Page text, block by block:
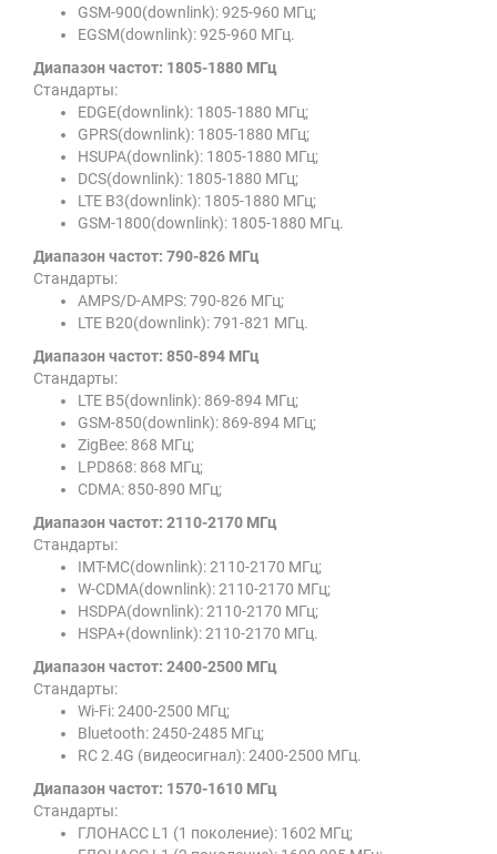
GSM-900(downlink): 925-960 МГц;
EGSM(downlink): 925-960 МГц.
Диапазон частот: 1805-1880 МГц
Стандарты:
EDGE(downlink): 1805-1880 МГц;
GPRS(downlink): 1805-1880 МГц;
HSUPA(downlink): 1805-1880 МГц;
DCS(downlink): 1805-1880 МГц;
LTE B3(downlink): 1805-1880 МГц;
GSM-1800(downlink): 1805-1880 МГц.
Диапазон частот: 790-826 МГц
Стандарты:
AMPS/D-AMPS: 790-826 МГц;
LTE B20(downlink): 791-821 МГц.
Диапазон частот: 850-894 МГц
Стандарты:
LTE B5(downlink): 869-894 МГц;
GSM-850(downlink): 869-894 МГц;
ZigBee: 868 МГц;
LPD868: 868 МГц;
CDMA: 850-890 МГц;
Диапазон частот: 2110-2170 МГц
Стандарты:
IMT-MC(downlink): 2110-2170 МГц;
W-CDMA(downlink): 2110-2170 МГц;
HSDPA(downlink): 2110-2170 МГц;
HSPA+(downlink): 2110-2170 МГц.
Диапазон частот: 2400-2500 МГц
Стандарты:
Wi-Fi: 2400-2500 МГц;
Bluetooth: 2450-2485 МГц;
RC 2.4G (видеосигнал): 2400-2500 МГц.
Диапазон частот: 1570-1610 МГц
Стандарты:
ГЛОНАСС L1 (1 поколение): 1602 МГц;